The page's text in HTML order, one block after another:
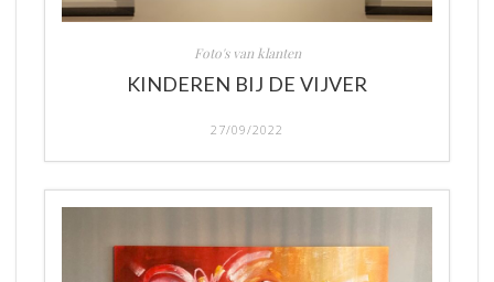
Foto's van klanten
KINDEREN BIJ DE VIJVER
27/09/2022